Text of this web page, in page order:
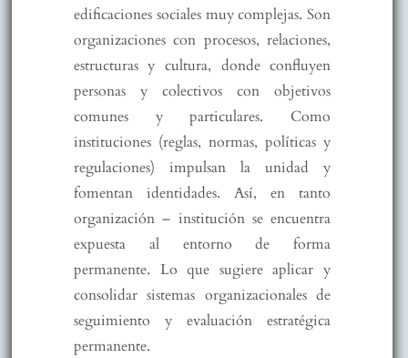
edificaciones sociales muy complejas. Son
organizaciones con procesos, relaciones,
estructuras y cultura, donde confluyen
personas y colectivos con objetivos
comunes y particulares. Como
instituciones (reglas, normas, políticas y
regulaciones) impulsan la unidad y
fomentan identidades. Así, en tanto
organización – institución se encuentra
expuesta al entorno de forma
permanente. Lo que sugiere aplicar y
consolidar sistemas organizacionales de
seguimiento y evaluación estratégica
permanente.